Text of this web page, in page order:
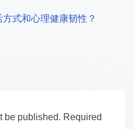
式和心理健康韧性？
be published. Required